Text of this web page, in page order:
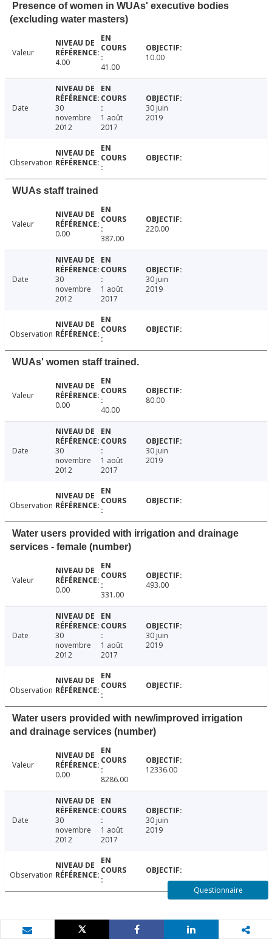
Presence of women in WUAs' executive bodies
(excluding water masters)
Valeur
4.00
41.00
10.00
Date
30
novembre
2012
1 août
2017
30 juin
2019
Observation
WUAs staff trained
Valeur
0.00
387.00
220.00
Date
30
novembre
2012
1 août
2017
30 juin
2019
Observation
WUAs' women staff trained.
Valeur
0.00
40.00
80.00
Date
30
novembre
2012
1 août
2017
30 juin
2019
Observation
Water users provided with irrigation and drainage
services - female (number)
Valeur
0.00
331.00
493.00
Date
30
novembre
2012
1 août
2017
30 juin
2019
Observation
Water users provided with new/improved irrigation
and drainage services (number)
Valeur
0.00
8286.00
12336.00
Date
30
novembre
2012
1 août
2017
30 juin
2019
Observation
Questionnaire